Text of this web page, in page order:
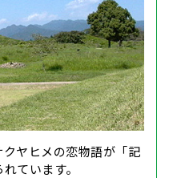
ヤヒメの恋物語が「記
ています。